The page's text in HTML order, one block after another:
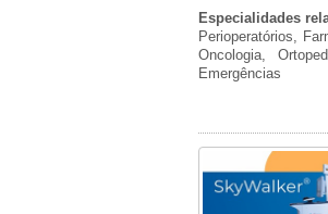
Especialidades
Perioperatórios,
Oncologia,
Emergências